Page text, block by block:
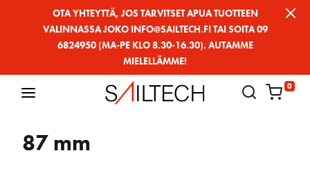
OTA YHTEYTTÄ, JOS TARVITSET APUA TUOTTEEN
VALINNASSA JOKO INFO@SAILTECH.FI TAI SOITA 09
6824950 (MA-PE KLO 8.30-16.30). AUTAMME
MIELELLÄMME!
0
87 mm